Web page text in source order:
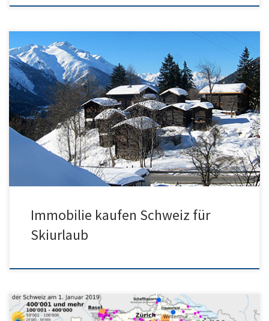
Skiurlaub Schweiz verkauft Ihre Immobilie im Skigebiet Schweiz
und ganze Schweiz. Ihr Ferienhaus oder Ferienwohnung kommt so
auf die Titelseite […]
Immobilie kaufen Schweiz für
Skiurlaub